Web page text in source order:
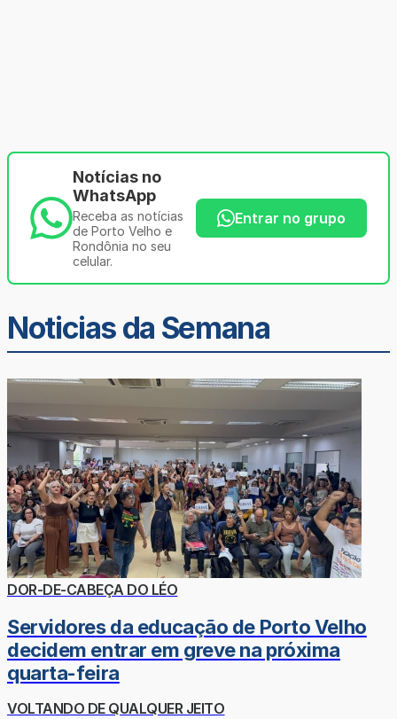
Notícias no
WhatsApp
Receba as notícias
de Porto Velho e
Rondônia no seu
celular.
Entrar no grupo
Noticias da Semana
DOR-DE-CABEÇA DO LÉO
Servidores da educação de Porto Velho
decidem entrar em greve na próxima
quarta-feira
VOLTANDO DE QUALQUER JEITO